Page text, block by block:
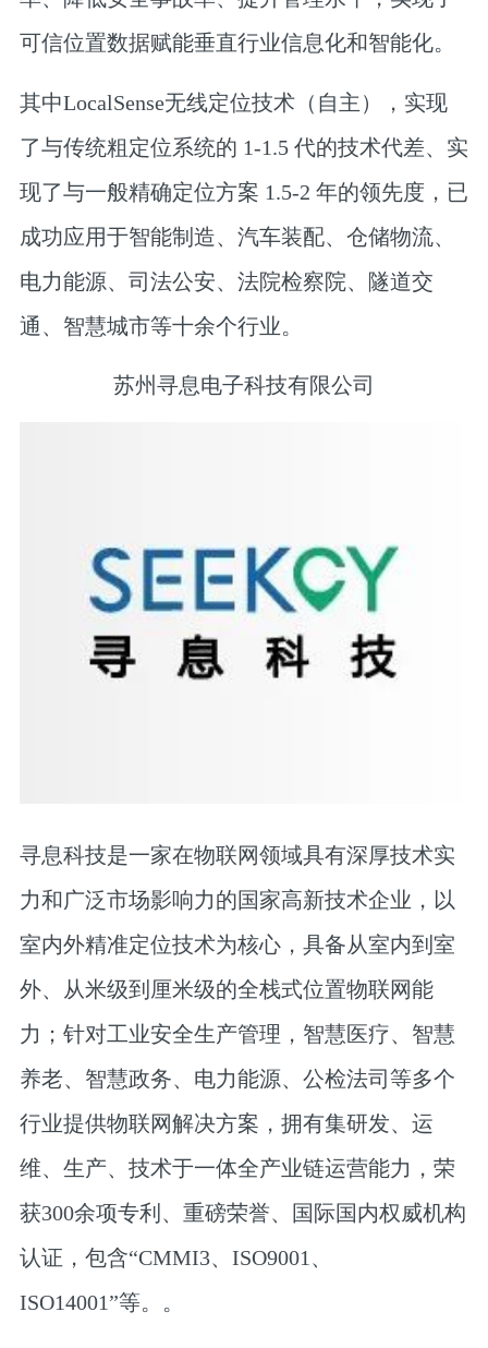
可信位置数据赋能垂直行业信息化和智能化。
其中LocalSense无线定位技术（自主），实现
了与传统粗定位系统的 1-1.5 代的技术代差、实
现了与一般精确定位方案 1.5-2 年的领先度，已
成功应用于智能制造、汽车装配、仓储物流、
电力能源、司法公安、法院检察院、隧道交
通、智慧城市等十余个行业。
苏州寻息电子科技有限公司
寻息科技是一家在物联网领域具有深厚技术实
力和广泛市场影响力的国家高新技术企业，以
室内外精准定位技术为核心，具备从室内到室
外、从米级到厘米级的全栈式位置物联网能
力；针对工业安全生产管理，智慧医疗、智慧
养老、智慧政务、电力能源、公检法司等多个
行业提供物联网解决方案，拥有集研发、运
维、生产、技术于一体全产业链运营能力，荣
获300余项专利、重磅荣誉、国际国内权威机构
认证，包含“CMMI3、ISO9001、
ISO14001”等。。